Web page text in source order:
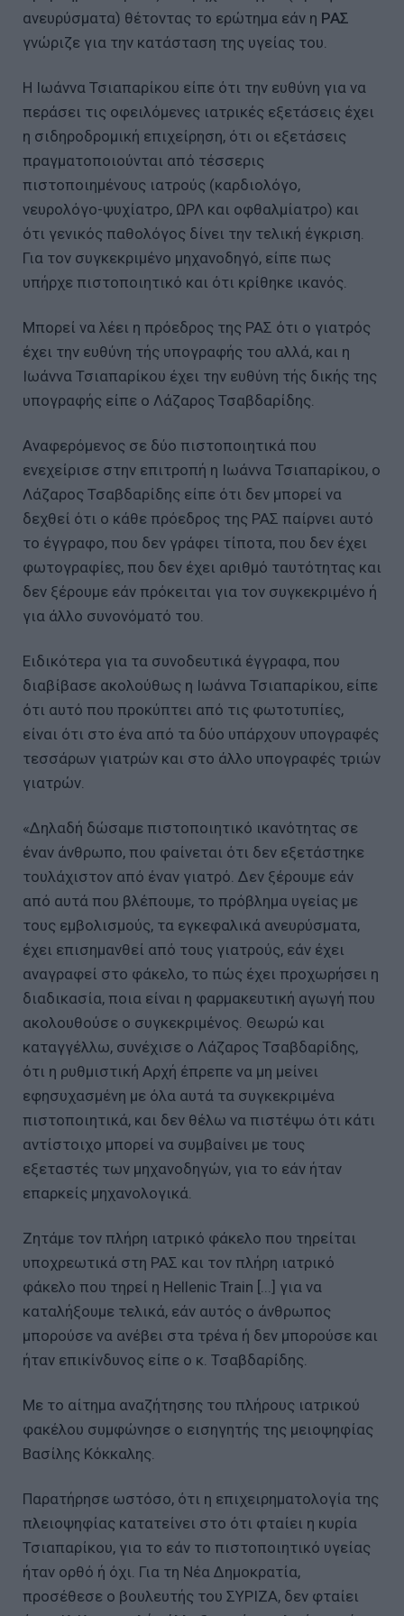
ανευρύσματα) θέτοντας το ερώτημα εάν η ΡΑΣ
γνώριζε για την κατάσταση της υγείας του.
Η Ιωάννα Τσιαπαρίκου είπε ότι την ευθύνη για να
περάσει τις οφειλόμενες ιατρικές εξετάσεις έχει
η σιδηροδρομική επιχείρηση, ότι οι εξετάσεις
πραγματοποιούνται από τέσσερις
πιστοποιημένους ιατρούς (καρδιολόγο,
νευρολόγο-ψυχίατρο, ΩΡΛ και οφθαλμίατρο) και
ότι γενικός παθολόγος δίνει την τελική έγκριση.
Για τον συγκεκριμένο μηχανοδηγό, είπε πως
υπήρχε πιστοποιητικό και ότι κρίθηκε ικανός.
Μπορεί να λέει η πρόεδρος της ΡΑΣ ότι ο γιατρός
έχει την ευθύνη τής υπογραφής του αλλά, και η
Ιωάννα Τσιαπαρίκου έχει την ευθύνη τής δικής της
υπογραφής είπε ο Λάζαρος Τσαβδαρίδης.
Αναφερόμενος σε δύο πιστοποιητικά που
ενεχείρισε στην επιτροπή η Ιωάννα Τσιαπαρίκου, ο
Λάζαρος Τσαβδαρίδης είπε ότι δεν μπορεί να
δεχθεί ότι ο κάθε πρόεδρος της ΡΑΣ παίρνει αυτό
το έγγραφο, που δεν γράφει τίποτα, που δεν έχει
φωτογραφίες, που δεν έχει αριθμό ταυτότητας και
δεν ξέρουμε εάν πρόκειται για τον συγκεκριμένο ή
για άλλο συνονόματό του.
Ειδικότερα για τα συνοδευτικά έγγραφα, που
διαβίβασε ακολούθως η Ιωάννα Τσιαπαρίκου, είπε
ότι αυτό που προκύπτει από τις φωτοτυπίες,
είναι ότι στο ένα από τα δύο υπάρχουν υπογραφές
τεσσάρων γιατρών και στο άλλο υπογραφές τριών
γιατρών.
«Δηλαδή δώσαμε πιστοποιητικό ικανότητας σε
έναν άνθρωπο, που φαίνεται ότι δεν εξετάστηκε
τουλάχιστον από έναν γιατρό. Δεν ξέρουμε εάν
από αυτά που βλέπουμε, το πρόβλημα υγείας με
τους εμβολισμούς, τα εγκεφαλικά ανευρύσματα,
έχει επισημανθεί από τους γιατρούς, εάν έχει
αναγραφεί στο φάκελο, το πώς έχει προχωρήσει η
διαδικασία, ποια είναι η φαρμακευτική αγωγή που
ακολουθούσε ο συγκεκριμένος. Θεωρώ και
καταγγέλλω, συνέχισε ο Λάζαρος Τσαβδαρίδης,
ότι η ρυθμιστική Αρχή έπρεπε να μη μείνει
εφησυχασμένη με όλα αυτά τα συγκεκριμένα
πιστοποιητικά, και δεν θέλω να πιστέψω ότι κάτι
αντίστοιχο μπορεί να συμβαίνει με τους
εξεταστές των μηχανοδηγών, για το εάν ήταν
επαρκείς μηχανολογικά.
Ζητάμε τον πλήρη ιατρικό φάκελο που τηρείται
υποχρεωτικά στη ΡΑΣ και τον πλήρη ιατρικό
φάκελο που τηρεί η Hellenic Train [...] για να
καταλήξουμε τελικά, εάν αυτός ο άνθρωπος
μπορούσε να ανέβει στα τρένα ή δεν μπορούσε και
ήταν επικίνδυνος είπε ο κ. Τσαβδαρίδης.
Με το αίτημα αναζήτησης του πλήρους ιατρικού
φακέλου συμφώνησε ο εισηγητής της μειοψηφίας
Βασίλης Κόκκαλης.
Παρατήρησε ωστόσο, ότι η επιχειρηματολογία της
πλειοψηφίας κατατείνει στο ότι φταίει η κυρία
Τσιαπαρίκου, για το εάν το πιστοποιητικό υγείας
ήταν ορθό ή όχι. Για τη Νέα Δημοκρατία,
προσέθεσε ο βουλευτής του ΣΥΡΙΖΑ, δεν φταίει